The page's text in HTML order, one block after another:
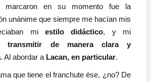
en su momento fue la
unánime que siempre me hacían mis
mi estilo didáctico, y mi
transmitir de manera clara y
. Al abordar a Lacan, en particular.
que tiene el franchute ése, ¿no? De